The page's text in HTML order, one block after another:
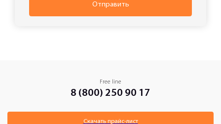
Отправить
Free line
8 (800) 250 90 17
Скачать прайс-лист